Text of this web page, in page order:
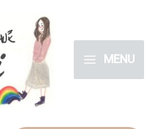
MENU